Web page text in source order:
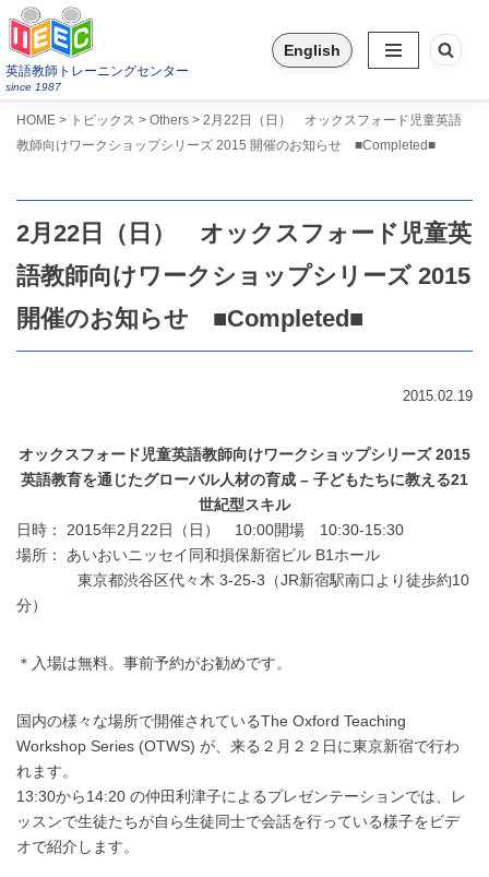
コ
ン
キ
プ
英語教師トレーニングセンター
since 1987
English
HOME > トピックス > Others > 2月22日（日） オックスフォード児童英語
教師向けワークショップシリーズ 2015 開催のお知らせ ■Completed■
2月22日（日） オックスフォード児童英
語教師向けワークショップシリーズ 2015
開催のお知らせ ■Completed■
2015.02.19
オックスフォード児童英語教師向けワークショップシリーズ 2015
英語教育を通じたグローバル人材の育成 – 子どもたちに教える21
世紀型スキル
日時： 2015年2月22日（日） 10:00開場 10:30-15:30
場所： あいおいニッセイ同和損保新宿ビル B1ホール
東京都渋谷区代々木 3-25-3（JR新宿駅南口より徒歩約10
分）
＊入場は無料。事前予約がお勧めです。
国内の様々な場所で開催されているThe Oxford Teaching
Workshop Series (OTWS) が、来る２月２２日に東京新宿で行わ
れます。
13:30から14:20 の仲田利津子によるプレゼンテーションでは、レ
ッスンで生徒たちが自ら生徒同士で会話を行っている様子をビデ
オで紹介します。